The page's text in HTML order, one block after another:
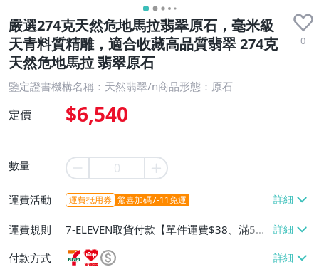
嚴選274克天然危地馬拉翡翠原石，毫米級
天青料質精雕，適合收藏高品質翡翠 274克
天然危地馬拉 翡翠原石
0
鑒定證書機構名稱：天然翡翠/n商品形態：原石
定價 $6,540
數量
運費活動 運費抵用券 驚喜加碼7-11免運
運費規則
7-ELEVEN取貨付款【單件運費$38、滿5件
或消費滿$1298免運費】、7-ELEVEN取貨
不付款【免運費】、萊爾富取貨付款【單件
付款方式